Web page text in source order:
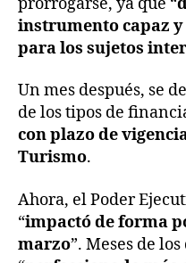
instrumento capaz
para los sujetos
Un mes después, se
de los tipos de
con plazo de
Turismo.
Ahora, el Poder
“impactó de forma
marzo”. Meses de